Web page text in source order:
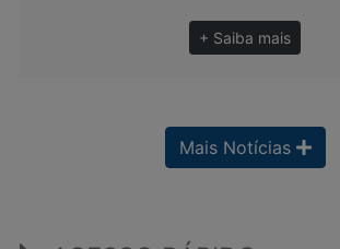
+ Saiba mais
Mais Notícias